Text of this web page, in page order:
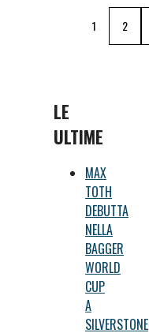
1 2
LE
ULTIME
MAX
TOTH
DEBUTTA
NELLA
BAGGER
WORLD
CUP
A
SILVERSTONE